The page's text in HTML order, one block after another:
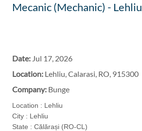
Mecanic (Mechanic) - Lehliu
Date: Jul 17, 2026
Location: Lehliu, Calarasi, RO, 915300
Company: Bunge
Location : Lehliu
City : Lehliu
State : Călărași (RO-CL)